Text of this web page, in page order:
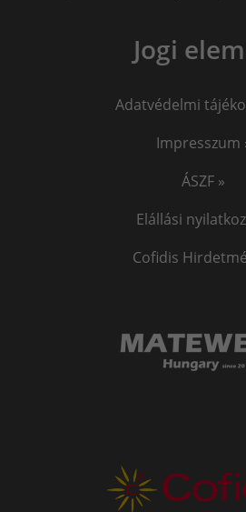
Jogi
Adatvédelmi
Impresszum
ÁSZF »
Elállási
Cofidis